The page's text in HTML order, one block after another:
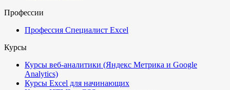
Профессии
Профессия Специалист Excel
Курсы
Курсы веб-аналитики (Яндекс Метрика и Google
Analytics)
Курсы Excel для начинающих